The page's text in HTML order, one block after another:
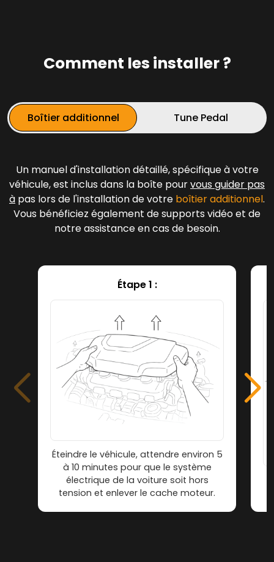
Comment les installer ?
Boîtier additionnel Tune Pedal
Un manuel d'installation détaillé, spécifique à votre
véhicule, est inclus dans la boîte pourvous guider pas
à pas lors de l'installation de votre boîtier additionnel.
Vous bénéficiez également de supports vidéo et de
notre assistance en cas de besoin.
Étape 1 :
Éteindre le véhicule, attendre environ 5
à 10 minutes pour que le système
électrique de la voiture soit hors
tension et enlever le cache moteur.